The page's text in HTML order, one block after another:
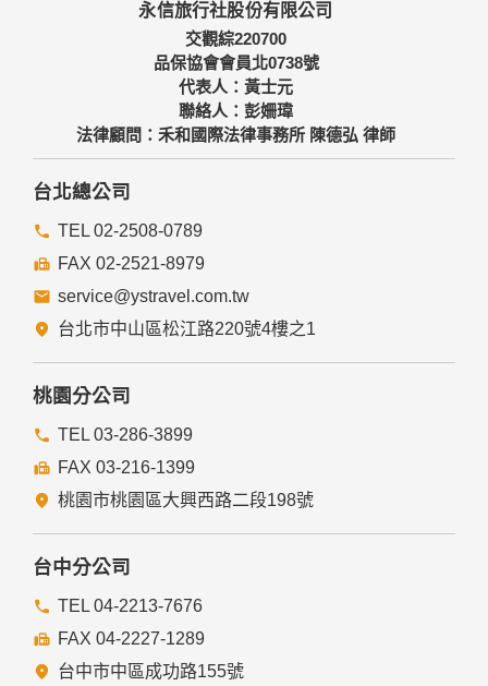
備及必要的安全防護措施，加以保護網站及您的個人資料採用
嚴格的保護措施，只由經過授權的人員才能接觸您的個人資
料，相關處理人員皆簽有保密合約，如有違反保密義務者，將
會受到相關的法律處分。
如因業務需要有必要委託其他單位提供服務時，本網站亦會嚴
格要求其遵守保密義務，並且採取必要檢查程序以確定其將確
實遵守。
四、網站對外的相關連結
提供的連結，點選進入其他網站。但該連結網站不適用本網站
的隱私權保護政策，您必須參考該連結網站中的隱私權保護政
策。
五、與第三人共用個人資料之政策
本網站絕不會提供、交換、出租或出售任何您的個人資料給其
他個人、團體、私人企業或公務機關，但有法律依據或合約義
務者，不在此限。
前項但書之情形包括不限於：
經由您書面同意。
法律明文規定。
與公務機關或學術研究機構合作，基於公共利益為統計或學術
研究而有必要，且資料經過提供者處理或蒐集者依其揭露方式
無從識別特定之當事人。
當您在網站的行為，違反服務條款或可能損害或妨礙網站與其
揭露您的個人資料是為了辨識、聯絡或採取法律行動所必要
者。
永信旅行社股份有限公司
交觀綜220700
品保協會會員北0738號
代表人：黃士元
聯絡人：彭姍瑋
法律顧問：禾和國際法律事務所 陳德弘 律師
台北總公司
TEL 02-2508-0789
FAX 02-2521-8979
service@ystravel.com.tw
台北市中山區松江路220號4樓之1
桃園分公司
TEL 03-286-3899
FAX 03-216-1399
桃園市桃園區大興西路二段198號
台中分公司
TEL 04-2213-7676
FAX 04-2227-1289
台中市中區成功路155號